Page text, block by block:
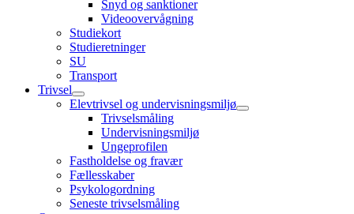
Snyd og sanktioner
Videoovervågning
Studiekort
Studieretninger
SU
Transport
Trivsel
Elevtrivsel og undervisningsmiljø
Trivselsmåling
Undervisningsmiljø
Ungeprofilen
Fastholdelse og fravær
Fællesskaber
Psykologordning
Seneste trivselsmåling